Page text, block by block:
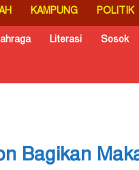
KAMPUNG POLITIK
Literasi Sosok
Bagikan